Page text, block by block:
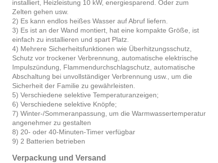
installiert, Heizleistung 10 kW, energiesparend. Oder zum
Zelten gehen usw.
2) Es kann endlos heißes Wasser auf Abruf liefern.
3) Es ist an der Wand montiert, hat eine kompakte Größe, ist
einfach zu installieren und spart Platz.
4) Mehrere Sicherheitsfunktionen wie Überhitzungsschutz,
Schutz vor trockener Verbrennung, automatische elektrische
Impulszündung, Flammendurchschlagschutz, automatische
Abschaltung bei unvollständiger Verbrennung usw., um die
Sicherheit der Familie zu gewährleisten.
5) Verschiedene selektive Temperaturanzeigen;
6) Verschiedene selektive Knöpfe;
7) Winter-/Sommeranpassung, um die Warmwassertemperatur
angenehmer zu gestalten
8) 20- oder 40-Minuten-Timer verfügbar
9) 2 Batterien betrieben
Verpackung und Versand